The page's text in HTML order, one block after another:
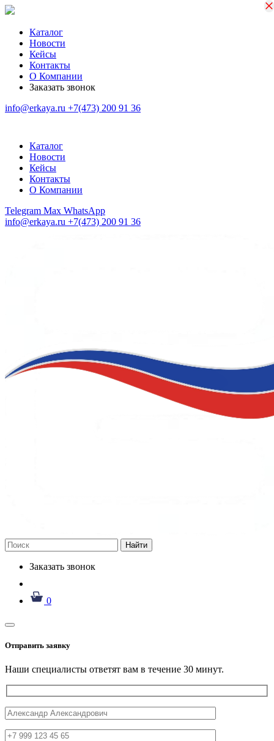
Каталог
Новости
Кейсы
Контакты
О Компании
Заказать звонок
info@erkaya.ru +7(473) 200 91 36
Каталог
Новости
Кейсы
Контакты
О Компании
Telegram Max WhatsApp
info@erkaya.ru +7(473) 200 91 36
Найти
Заказать звонок
0
Отправить заявку
Наши специалисты ответят вам в течение 30 минут.
×
×